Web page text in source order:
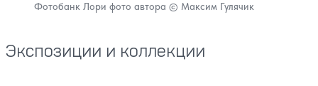
Фотобанк Лори фото автора © Максим Гулячик
Экспозиции и коллекции